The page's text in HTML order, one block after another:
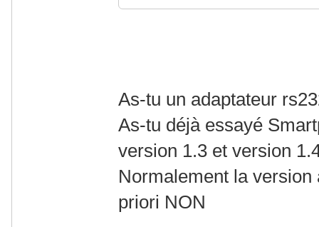
As-tu un adaptateur
As-tu déjà essayé
version 1.3 et version
Normalement la
priori NON